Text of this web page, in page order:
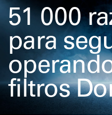
51 000
para
filtros